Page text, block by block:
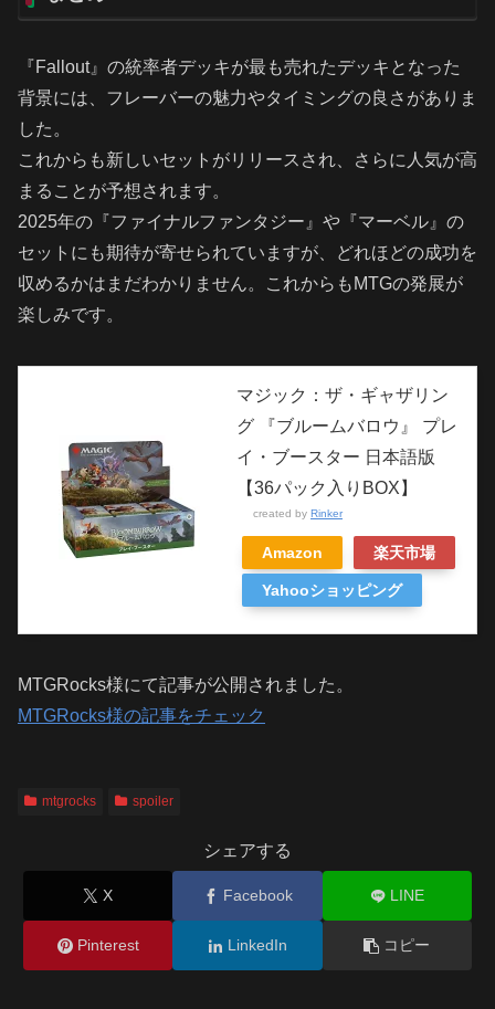
『Fallout』の統率者デッキが最も売れたデッキとなった
背景には、フレーバーの魅力やタイミングの良さがありま
した。
これからも新しいセットがリリースされ、さらに人気が高
まることが予想されます。
2025年の『ファイナルファンタジー』や『マーベル』の
セットにも期待が寄せられていますが、どれほどの成功を
収めるかはまだわかりません。これからもMTGの発展が
楽しみです。
マジック：ザ・ギャザリン
グ 『ブルームバロウ』 プレ
イ・ブースター 日本語版
【36パック入りBOX】
created by Rinker
Amazon 楽天市場
Yahooショッピング
MTGRocks様にて記事が公開されました。
MTGRocks様の記事をチェック
mtgrocks spoiler
シェアする
X Facebook LINE
Pinterest LinkedIn コピー